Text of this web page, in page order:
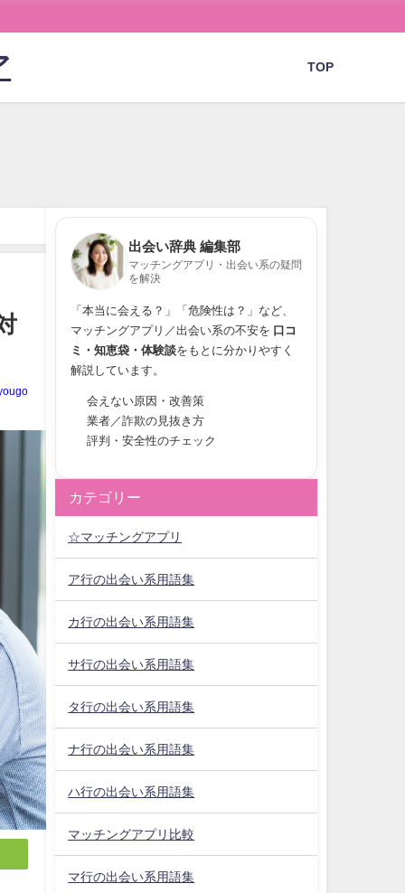
TOP
出会い辞典 編集部
マッチングアプリ・出会い系の疑問
を解決
「本当に会える？」「危険性は？」など、
マッチングアプリ／出会い系の不安を 口コ
ミ・知恵袋・体験談をもとに分かりやすく
解説しています。
会えない原因・改善策
業者／詐欺の見抜き方
評判・安全性のチェック
カテゴリー
☆マッチングアプリ
ア行の出会い系用語集
カ行の出会い系用語集
サ行の出会い系用語集
タ行の出会い系用語集
ナ行の出会い系用語集
ハ行の出会い系用語集
マッチングアプリ比較
マ行の出会い系用語集